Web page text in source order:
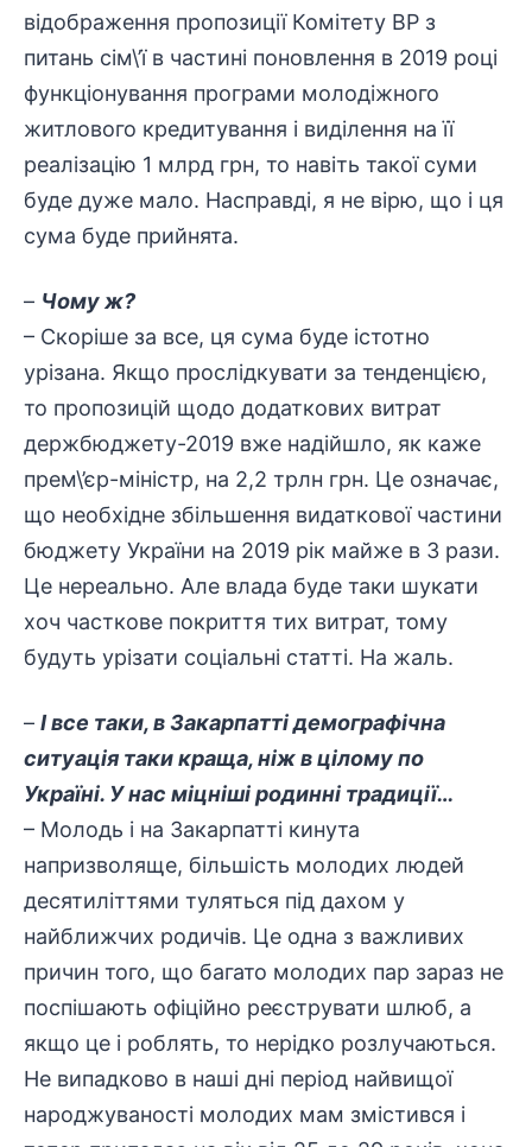
відображення пропозиції Комітету ВР з
питань сім\’ї в частині поновлення в 2019 році
функціонування програми молодіжного
житлового кредитування і виділення на її
реалізацію 1 млрд грн, то навіть такої суми
буде дуже мало. Насправді, я не вірю, що і ця
сума буде прийнята.
– Чому ж?
– Скоріше за все, ця сума буде істотно
урізана. Якщо прослідкувати за тенденцією,
то пропозицій щодо додаткових витрат
держбюджету-2019 вже надійшло, як каже
прем\’єр-міністр, на 2,2 трлн грн. Це означає,
що необхідне збільшення видаткової частини
бюджету України на 2019 рік майже в 3 рази.
Це нереально. Але влада буде таки шукати
хоч часткове покриття тих витрат, тому
будуть урізати соціальні статті. На жаль.
– І все таки, в Закарпатті демографічна
ситуація таки краща, ніж в цілому по
Україні. У нас міцніші родинні традиції…
– Молодь і на Закарпатті кинута
напризволяще, більшість молодих людей
десятиліттями туляться під дахом у
найближчих родичів. Це одна з важливих
причин того, що багато молодих пар зараз не
поспішають офіційно реєструвати шлюб, а
якщо це і роблять, то нерідко розлучаються.
Не випадково в наші дні період найвищої
народжуваності молодих мам змістився і